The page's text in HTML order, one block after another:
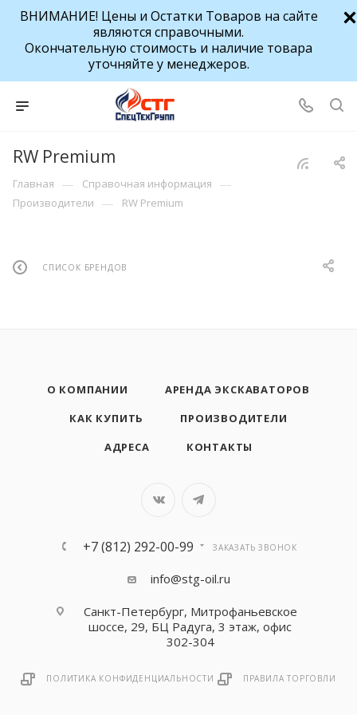
ВНИМАНИЕ! Цены и Остатки Товаров на сайте
являются справочными.
Окончательную стоимость и наличие товара
уточняйте у менеджеров.
RW Premium
Главная — Справочная информация —
Производители — RW Premium
СПИСОК БРЕНДОВ
О КОМПАНИИ
АРЕНДА ЭКСКАВАТОРОВ
КАК КУПИТЬ
ПРОИЗВОДИТЕЛИ
АДРЕСА
КОНТАКТЫ
+7 (812) 292-00-99 ЗАКАЗАТЬ ЗВОНОК
info@stg-oil.ru
Санкт-Петербург, Митрофаньевское
шоссе, 29, БЦ Радуга, 3 этаж, офис
302-304
ПОЛИТИКА КОНФИДЕНЦИАЛЬНОСТИ ПРАВИЛА ТОРГОВЛИ